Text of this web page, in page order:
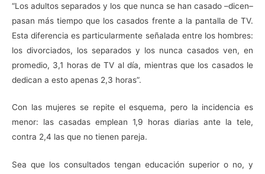
“Los adultos separados y los que nunca se han casado –dicen–
pasan más tiempo que los casados frente a la pantalla de TV.
Esta diferencia es particularmente señalada entre los hombres:
los divorciados, los separados y los nunca casados ven, en
promedio, 3,1 horas de TV al día, mientras que los casados le
dedican a esto apenas 2,3 horas”.
Con las mujeres se repite el esquema, pero la incidencia es
menor: las casadas emplean 1,9 horas diarias ante la tele,
contra 2,4 las que no tienen pareja.
Sea que los consultados tengan educación superior o no, y